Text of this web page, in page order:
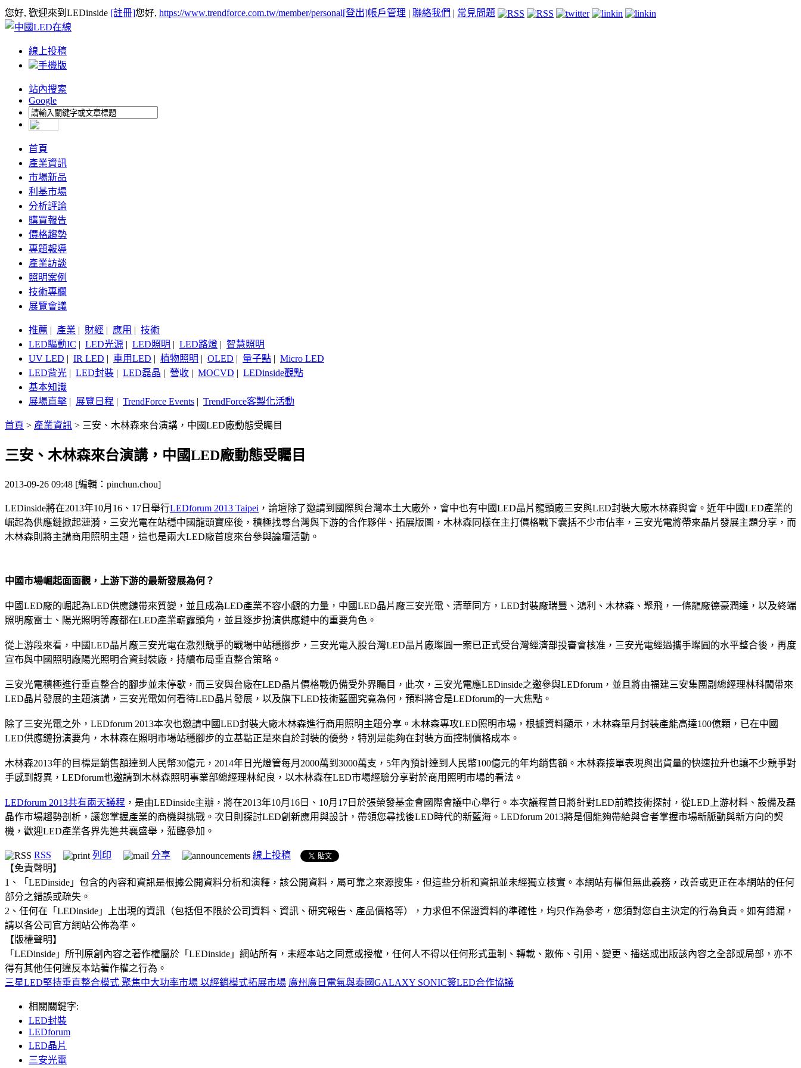
您好, 歡迎來到LEDinside [註冊]您好, https://www.trendforce.com.tw/member/personal[登出]帳戶管理 | 聯絡我們 | 常見問題
線上投稿
手機版
站內搜索
Google
首頁
產業資訊
市場新品
利基市場
分析評論
購買報告
價格趨勢
專題報導
產業訪談
照明案例
技術專欄
展覽會議
推薦 | 產業 | 財經 | 應用 | 技術
LED驅動IC | LED光源 | LED照明 | LED路燈 | 智慧照明
UV LED | IR LED | 車用LED | 植物照明 | OLED | 量子點 | Micro LED
LED背光 | LED封裝 | LED磊晶 | 營收 | MOCVD | LEDinside觀點
基本知識
展場直擊 | 展覽日程 | TrendForce Events | TrendForce客製化活動
首頁 > 產業資訊 > 三安、木林森來台演講，中國LED廠動態受矚目
三安、木林森來台演講，中國LED廠動態受矚目
2013-09-26 09:48 [編輯：pinchun.chou]
LEDinside將在2013年10月16、17日舉行LEDforum 2013 Taipei ，論壇除了邀請到國際與台灣本土大廠外，會中也有中國LED晶片龍頭廠三安與LED封裝大廠木林森與會。近年中國LED產業的
崛起為供應鏈掀起漣漪，三安光電在站穩中國龍頭寶座後，積極找尋台灣與下游的合作夥伴、拓展版圖，木林森同樣在主打價格戰下囊括不少市佔率，三安光電將帶來晶片發展主題分享，而
木林森則將主講商用照明主題，這也是兩大LED廠首度來台參與論壇活動。
中國市場崛起面面觀，上游下游的最新發展為何？
中國LED廠的崛起為LED供應鏈帶來質變，並且成為LED產業不容小覷的力量，中國LED晶片廠三安光電、清華同方，LED封裝廠瑞豐、鴻利、木林森、聚飛，一條龍廠德豪潤達，以及終端
照明廠雷士、陽光照明等廠都在LED產業嶄露頭角，並且逐步扮演供應鏈中的重要角色。
從上游段來看，中國LED晶片廠三安光電在激烈競爭的戰場中站穩腳步，三安光電入股台灣LED晶片廠璨圓一案已正式受台灣經濟部投審會核准，三安光電經過攜手璨圓的水平整合後，再度
宣布與中國照明廠陽光照明合資封裝廠，持續布局垂直整合策略。
三安光電積極進行垂直整合的腳步並未停歇，而三安與台廠在LED晶片價格戰仍備受外界矚目，此次，三安光電應LEDinside之邀參與LEDforum，並且將由福建三安集團副總經理林科闖帶來
LED晶片發展的主題演講，三安光電如何看待LED晶片發展，以及旗下LED技術藍圖究竟為何，預料將會是LEDforum的一大焦點。
除了三安光電之外，LEDforum 2013本次也邀請中國LED封裝大廠木林森進行商用照明主題分享。木林森專攻LED照明市場，根據資料顯示，木林森單月封裝產能高達100億顆，已在中國
LED供應鏈扮演要角，木林森在照明市場站穩腳步的立基點正是來自於封裝的優勢，特別是能夠在封裝方面控制價格成本。
木林森2013年的目標是銷售額達到人民幣30億元，2014年日光燈管每月2000萬到3000萬支，5年內預計達到人民幣100億元的年均銷售額。木林森接單表現與出貨量的快速拉升也讓不少競爭對
手感到訝異，LEDforum也邀請到木林森照明事業部總經理林紀良，以木林森在LED市場經驗分享對於商用照明市場的看法。
LEDforum 2013共有兩天議程 ，是由LEDinside主辦，將在2013年10月16日、10月17日於張榮發基金會國際會議中心舉行。本次議程首日將針對LED前瞻技術探討，從LED上游材料、設備及磊
晶作市場趨勢剖析，讓您掌握產業的商機與挑戰。次日則探討LED創新應用與設計，帶領您尋找後LED時代的新藍海。LEDforum 2013將是個能夠帶給與會者掌握市場新脈動與新方向的契
機，歡迎LED產業各界先進共襄盛舉，蒞臨參加。
RSS 列印 分享
線上投稿
【免責聲明】
1、「LEDinside」包含的內容和資訊是根據公開資料分析和演釋，該公開資料，屬可靠之來源搜集，但這些分析和資訊並未經獨立核實。本網站有權但無此義務，改善或更正在本網站的任何
部分之錯誤或疏失。
2、任何在「LEDinside」上出現的資訊（包括但不限於公司資料、資訊、研究報告、產品價格等），力求但不保證資料的準確性，均只作為參考，您須對您自主決定的行為負責。如有錯漏，
請以各公司官方網站公佈為準。
【版權聲明】
「LEDinside」所刊原創內容之著作權屬於「LEDinside」網站所有，未經本站之同意或授權，任何人不得以任何形式重制、轉載、散佈、引用、變更、播送或出版該內容之全部或局部，亦不
得有其他任何違反本站著作權之行為。
三星LED堅持垂直整合模式 聚焦中大功率市場 以經銷模式拓展市場 廣州廣日電氣與泰國GALAXY SONIC簽LED合作協議
相關關鍵字:
LED封裝
LEDforum
LED晶片
三安光電